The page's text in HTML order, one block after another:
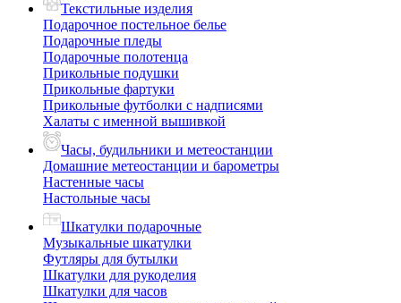
Текстильные изделия
Подарочное постельное белье
Подарочные пледы
Подарочные полотенца
Прикольные подушки
Прикольные фартуки
Прикольные футболки с надписями
Халаты с именной вышивкой
Часы, будильники и метеостанции
Домашние метеостанции и барометры
Настенные часы
Настольные часы
Шкатулки подарочные
Музыкальные шкатулки
Футляры для бутылки
Шкатулки для рукоделия
Шкатулки для часов